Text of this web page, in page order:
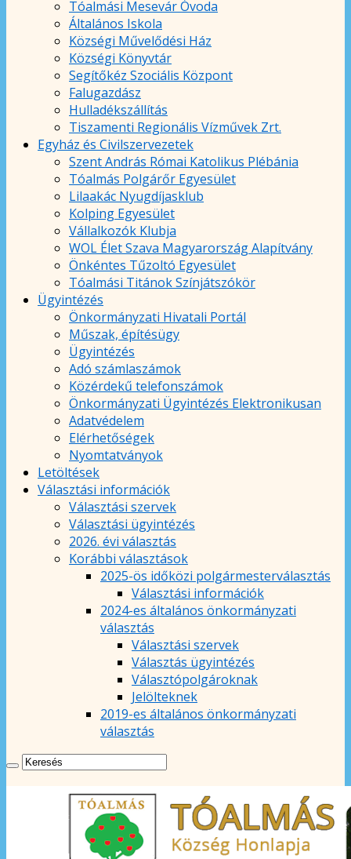
Tóalmási Mesevár Óvoda
Általános Iskola
Községi Művelődési Ház
Községi Könyvtár
Segítőkéz Szociális Központ
Falugazdász
Hulladékszállítás
Tiszamenti Regionális Vízművek Zrt.
Egyház és Civilszervezetek
Szent András Római Katolikus Plébánia
Tóalmás Polgárőr Egyesület
Lilaakác Nyugdíjasklub
Kolping Egyesület
Vállalkozók Klubja
WOL Élet Szava Magyarország Alapítvány
Önkéntes Tűzoltó Egyesület
Tóalmási Titánok Színjátszókör
Ügyintézés
Önkormányzati Hivatali Portál
Műszak, építésügy
Ügyintézés
Adó számlaszámok
Közérdekű telefonszámok
Önkormányzati Ügyintézés Elektronikusan
Adatvédelem
Elérhetőségek
Nyomtatványok
Letöltések
Választási információk
Választási szervek
Választási ügyintézés
2026. évi választás
Korábbi választások
2025-ös időközi polgármesterválasztás
Választási információk
2024-es általános önkormányzati
választás
Választási szervek
Választás ügyintézés
Választópolgároknak
Jelölteknek
2019-es általános önkormányzati
választás